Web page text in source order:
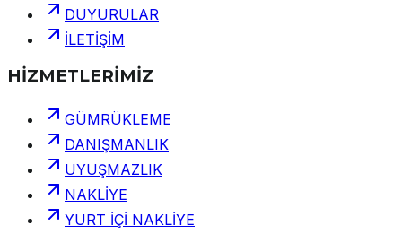
DUYURULAR
İLETİŞİM
HİZMETLERİMİZ
GÜMRÜKLEME
DANIŞMANLIK
UYUŞMAZLIK
NAKLİYE
YURT İÇİ NAKLİYE